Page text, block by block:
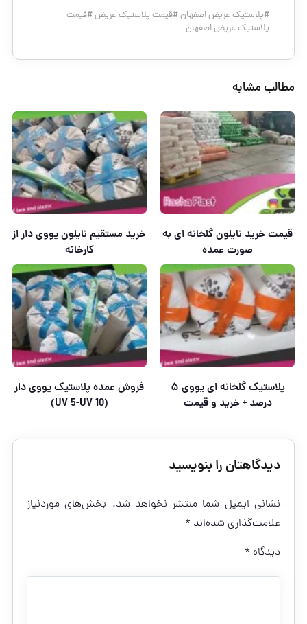
#پلاستیک عریض اصفهان#قیمت پلاستیک عریض#قیمت
پلاستیک عریض اصفهان
مطالب مشابه
قیمت خرید نایلون گلخانه ای به
صورت عمده
خرید مستقیم نایلون یووی دار از
کارخانه
پلاستیک گلخانه ای یووی ۵
درصد + خرید و قیمت
فروش عمده پلاستیک یووی دار
(UV 5-UV 10)
دیدگاهتان را بنویسید
نشانی ایمیل شما منتشر نخواهد شد. بخش‌های موردنیاز
علامت‌گذاری شده‌اند *
دیدگاه *